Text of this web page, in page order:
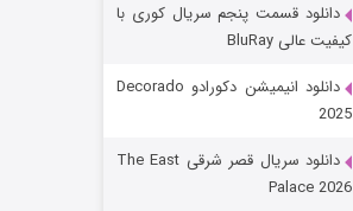
رویایی برای تو
قسمت۱۵ (دوبله)
دانلود قسمت پنجم سریال کوری با
کیفیت عالی BluRay
دانلود انیمیشن دکورادو Decorado
2025
دانلود سریال قصر شرقی The East
Palace 2026